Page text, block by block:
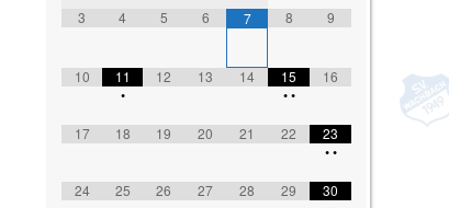
3 4 5 6 7 8 9
10 11
•
12 13 14 15
••
16
17 18 19 20 21 22 23
••
24 25 26 27 28 29 30